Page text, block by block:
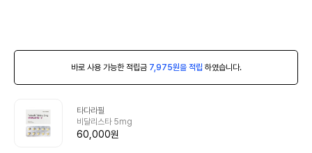
바로 사용 가능한 적립금 7,975원을 적립 하였습니다.
타다라필
비달리스타 5mg
60,000원